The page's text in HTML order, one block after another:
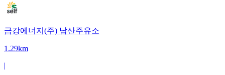
금강에너지(주) 남산주유소
1.29km
|